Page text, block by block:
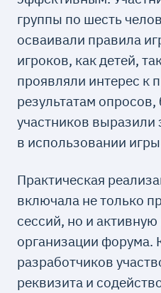
группы по шесть
осваивали правила
игроков, как детей,
проявляли интерес к
результатам
участников выразили
в использовании
Практическая
включала не только
сессий, но и
организации форума.
разработчиков
реквизита и